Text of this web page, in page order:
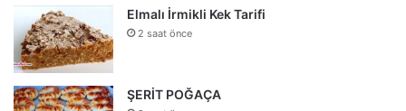
Elmalı İrmikli Kek Tarifi
2 saat önce
ŞERİT POĞAÇA